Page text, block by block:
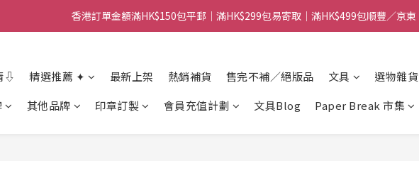
香港訂單金額滿HK$150包平郵｜滿HK$299包易寄取｜滿HK$499包順豐／京東
香港訂單金額滿HK$150包平郵｜滿HK$299包易寄取｜滿HK$499包順豐／京東
⇩ 精選推薦 ✦ 最新上架 熱銷補貨 售完不補／絕版品 文具 選物雜貨
其他品牌 印章訂製 會員充值計劃 文具Blog Paper Break 市集